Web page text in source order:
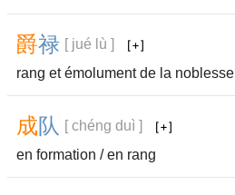
爵禄 [ jué lù ]
rang et émolument de la noblesse
成队 [ chéng duì ]
en formation / en rang